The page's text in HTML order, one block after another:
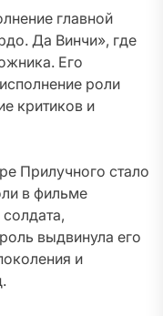
главной
Да Винчи», где
Его
роли
критиков и
Прилучного стало
в фильме
выдвинула его
и